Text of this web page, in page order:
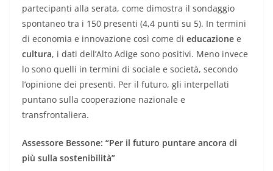
partecipanti alla serata, come dimostra il sondaggio
spontaneo tra i 150 presenti (4,4 punti su 5). In termini
di economia e innovazione così come di educazione e
cultura, i dati dell’Alto Adige sono positivi. Meno invece
lo sono quelli in termini di sociale e società, secondo
l’opinione dei presenti. Per il futuro, gli interpellati
puntano sulla cooperazione nazionale e
transfrontaliera.
Assessore Bessone: “Per il futuro puntare ancora di
più sulla sostenibilità”